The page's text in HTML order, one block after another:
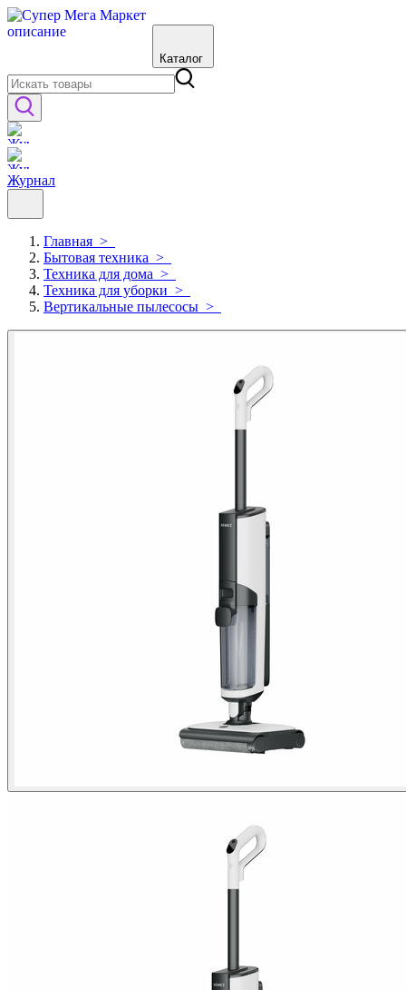
Каталог
Журнал
Главная >
Бытовая техника >
Техника для дома >
Техника для уборки >
Вертикальные пылесосы >